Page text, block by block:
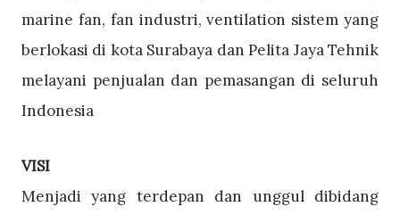
marine fan, fan industri, ventilation sistem yang
berlokasi di kota Surabaya dan Pelita Jaya Tehnik
melayani penjualan dan pemasangan di seluruh
Indonesia
VISI
Menjadi yang terdepan dan unggul dibidang